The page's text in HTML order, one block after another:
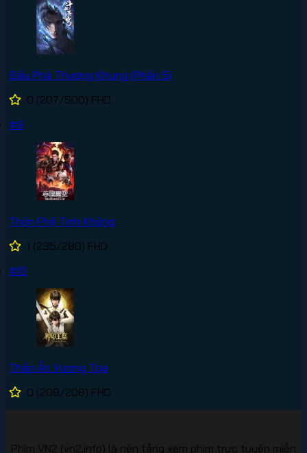
Đấu Phá Thương Khung (Phần 5)
0 (207/500) FHD
#9
Thôn Phệ Tinh Không
1 (235/280) FHD
#10
Thần Ấn Vương Tọa
0 (208/208) FHD
Phim VN2 (vn2.info) là nền tảng xem phim trực tuyến miễn